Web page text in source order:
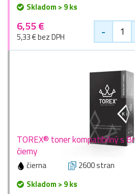
Skladom > 9 ks
6,55 €
5,33 € bez DPH -
TOREX® toner kompatibilný s
čierny
čierna 2600 stran
Skladom > 9 ks